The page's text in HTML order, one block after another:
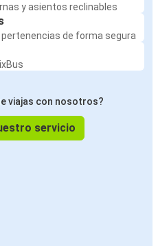
y asientos reclinables
de forma segura
viajas con nosotros?
servicio